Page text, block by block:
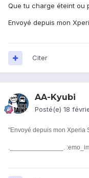
Que tu charge éteint ou
Envoyé depuis mon
Citer
AA-Kyubi
Posté(e) 18
"Envoyé depuis mon Xperia
._______________.